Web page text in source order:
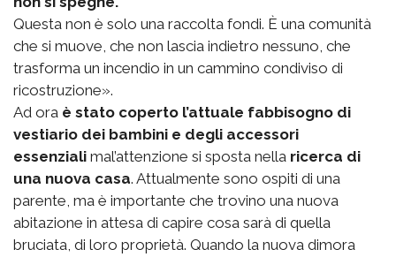
Questa non è solo una raccolta fondi. È una comunità
che si muove, che non lascia indietro nessuno, che
trasforma un incendio in un cammino condiviso di
ricostruzione».
Ad ora è stato coperto l’attuale fabbisogno di
vestiario dei bambini e degli accessori
essenziali mal’attenzione si sposta nella ricerca di
una nuova casa. Attualmente sono ospiti di una
parente, ma è importante che trovino una nuova
abitazione in attesa di capire cosa sarà di quella
bruciata, di loro proprietà. Quando la nuova dimora